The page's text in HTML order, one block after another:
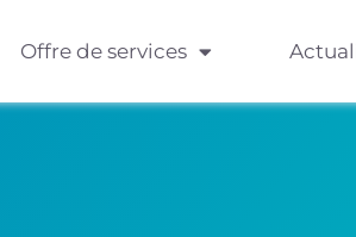
Offre de services